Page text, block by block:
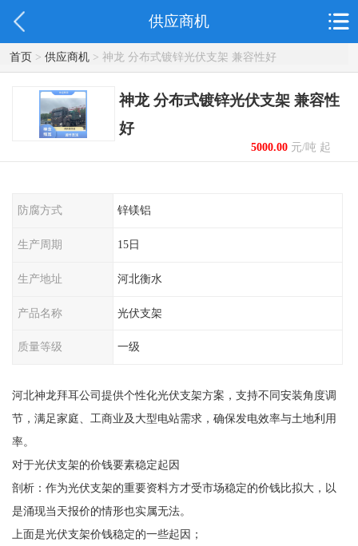
供应商机
首页> 供应商机> 神龙 分布式镀锌光伏支架 兼容性好
神龙 分布式镀锌光伏支架 兼容性
好
5000.00元/吨 起
防腐方式 锌镁铝
生产周期 15日
生产地址 河北衡水
产品名称 光伏支架
质量等级 一级
河北神龙拜耳公司提供个性化光伏支架方案，支持不同安装角度调
节，满足家庭、工商业及大型电站需求，确保发电效率与土地利用
率。
对于光伏支架的价钱要素稳定起因
剖析：作为光伏支架的重要资料方才受市场稳定的价钱比拟大，以
是涌现当天报价的情形也实属无法。
上面是光伏支架价钱稳定的一些起因；